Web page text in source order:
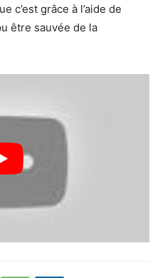
c’est grâce à l’aide de
être sauvée de la